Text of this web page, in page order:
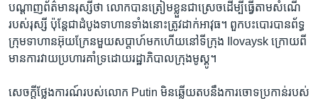
បណ្ដាញ​ព័ត៌មាន​រុស្សី​ថា ​លោក​បាន​ត្រៀម​ខ្លួន​ជា​ស្រេច​ដើម្បី​ធ្វើ​តាម​សំណើ​
របស់​រុស្សី​ ប៉ុន្តែ​ជា​ដំបូង​ទាហាន​ទាំង​នោះ​ត្រូវ​ដាក់​អាវុធ។ ​ពួក​បះបោរ​បាន​ព័ទ្ធ​
ក្រុម​ទាហាន​អ៊ុយក្រែន​មួយ​សប្ដាហ៍​មក​ហើយ​នៅ​ទីក្រុង ​Ilovaysk ​ក្រោយ​ពី​
មាន​ការ​វាយ​ប្រហារ​គាំទ្រ​ដោយ​រដ្ឋាភិបាល​ក្រុង​មូស្គូ។
សេច​ក្តី​ថ្លែង​ការណ៍របស់​លោក​ Putin ​មិន​ឆ្លើយតប​នឹង​ការ​ចោទ​ប្រកាន់របស់